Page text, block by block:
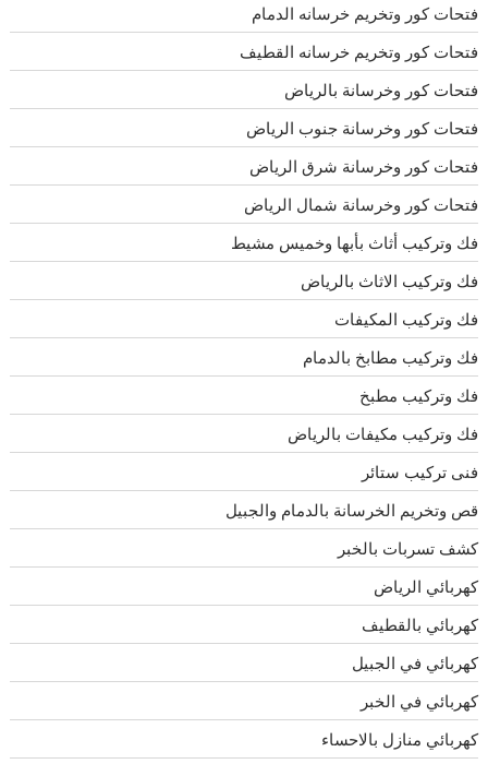
فتحات كور وتخريم خرسانه الدمام
فتحات كور وتخريم خرسانه القطيف
فتحات كور وخرسانة بالرياض
فتحات كور وخرسانة جنوب الرياض
فتحات كور وخرسانة شرق الرياض
فتحات كور وخرسانة شمال الرياض
فك وتركيب أثاث بأبها وخميس مشيط
فك وتركيب الاثاث بالرياض
فك وتركيب المكيفات
فك وتركيب مطابخ بالدمام
فك وتركيب مطبخ
فك وتركيب مكيفات بالرياض
فنى تركيب ستائر
قص وتخريم الخرسانة بالدمام والجبيل
كشف تسربات بالخبر
كهربائي الرياض
كهربائي بالقطيف
كهربائي في الجبيل
كهربائي في الخبر
كهربائي منازل بالاحساء